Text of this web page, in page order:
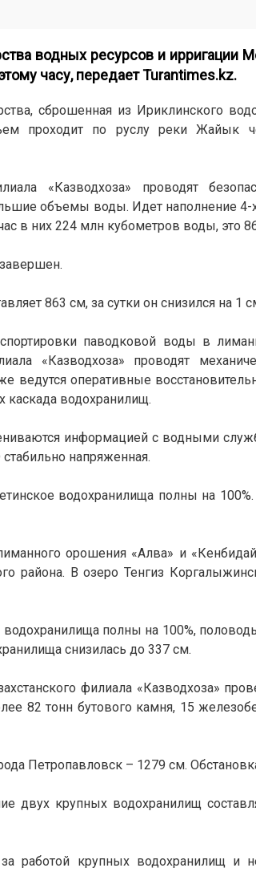
водных ресурсов и ирригации
часу, передает Turantimes.kz.
сброшенная из Ириклинского
проходит по руслу реки Жайык
«Казводхоза» проводят
объемы воды. Идет наполнение
в них 224 млн кубометров воды, это
863 см, за сутки он снизился на 1
паводковой воды в
«Казводхоза» проводят
ведутся оперативные
каскада водохранилищ.
информацией с водными
напряженная.
водохранилища полны на
орошения «Алва» и
района. В озеро Тенгиз
полны на 100%,
снизилась до 337 см.
филиала «Казводхоза»
82 тонн бутового камня, 15
Петропавловск – 1279 см.
двух крупных водохранилищ
работой крупных водохранилищ и